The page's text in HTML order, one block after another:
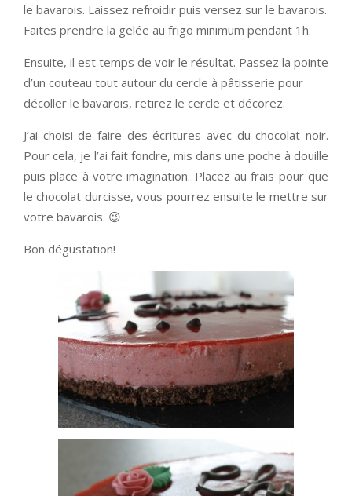
le bavarois. Laissez refroidir puis versez sur le bavarois.
Faites prendre la gelée au frigo minimum pendant 1h.
Ensuite, il est temps de voir le résultat. Passez la pointe
d’un couteau tout autour du cercle à pâtisserie pour
décoller le bavarois, retirez le cercle et décorez.
J’ai choisi de faire des écritures avec du chocolat noir.
Pour cela, je l’ai fait fondre, mis dans une poche à douille
puis place à votre imagination. Placez au frais pour que
le chocolat durcisse, vous pourrez ensuite le mettre sur
votre bavarois. 😉
Bon dégustation!